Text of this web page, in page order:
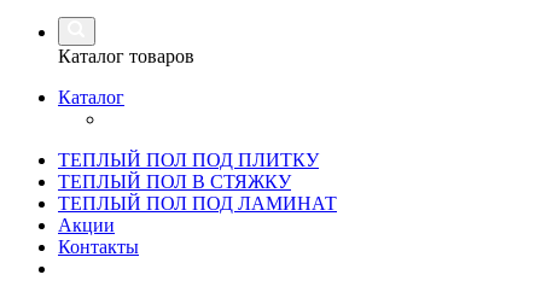
Каталог товаров
Каталог
ТЕПЛЫЙ ПОЛ ПОД ПЛИТКУ
ТЕПЛЫЙ ПОЛ В СТЯЖКУ
ТЕПЛЫЙ ПОЛ ПОД ЛАМИНАТ
Акции
Контакты